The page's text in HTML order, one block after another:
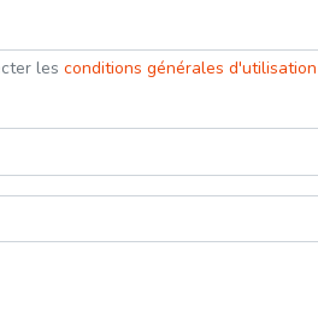
les conditions générales d'utilisation